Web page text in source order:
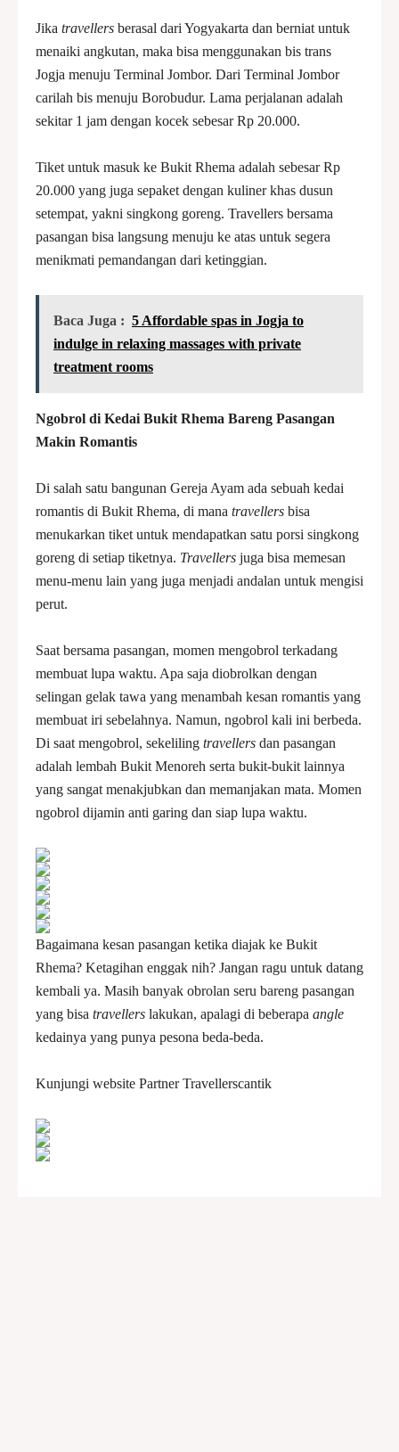
Jika travellers berasal dari Yogyakarta dan berniat untuk
menaiki angkutan, maka bisa menggunakan bis trans
Jogja menuju Terminal Jombor. Dari Terminal Jombor
carilah bis menuju Borobudur. Lama perjalanan adalah
sekitar 1 jam dengan kocek sebesar Rp 20.000.
Tiket untuk masuk ke Bukit Rhema adalah sebesar Rp
20.000 yang juga sepaket dengan kuliner khas dusun
setempat, yakni singkong goreng. Travellers bersama
pasangan bisa langsung menuju ke atas untuk segera
menikmati pemandangan dari ketinggian.
Baca Juga : 5 Affordable spas in Jogja to
indulge in relaxing massages with private
treatment rooms
Ngobrol di Kedai Bukit Rhema Bareng Pasangan
Makin Romantis
Di salah satu bangunan Gereja Ayam ada sebuah kedai
romantis di Bukit Rhema, di mana travellers bisa
menukarkan tiket untuk mendapatkan satu porsi singkong
goreng di setiap tiketnya. Travellers juga bisa memesan
menu-menu lain yang juga menjadi andalan untuk mengisi
perut.
Saat bersama pasangan, momen mengobrol terkadang
membuat lupa waktu. Apa saja diobrolkan dengan
selingan gelak tawa yang menambah kesan romantis yang
membuat iri sebelahnya. Namun, ngobrol kali ini berbeda.
Di saat mengobrol, sekeliling travellers dan pasangan
adalah lembah Bukit Menoreh serta bukit-bukit lainnya
yang sangat menakjubkan dan memanjakan mata. Momen
ngobrol dijamin anti garing dan siap lupa waktu.
Bagaimana kesan pasangan ketika diajak ke Bukit
Rhema? Ketagihan enggak nih? Jangan ragu untuk datang
kembali ya. Masih banyak obrolan seru bareng pasangan
yang bisa travellers lakukan, apalagi di beberapa angle
kedainya yang punya pesona beda-beda.
Kunjungi website Partner Travellerscantik